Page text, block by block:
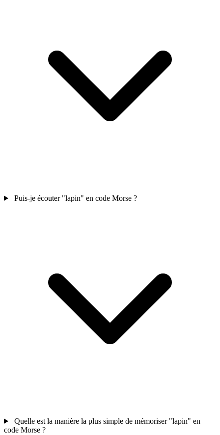
Puis-je écouter "lapin" en code Morse ?
Quelle est la manière la plus simple de mémoriser "lapin" en
code Morse ?